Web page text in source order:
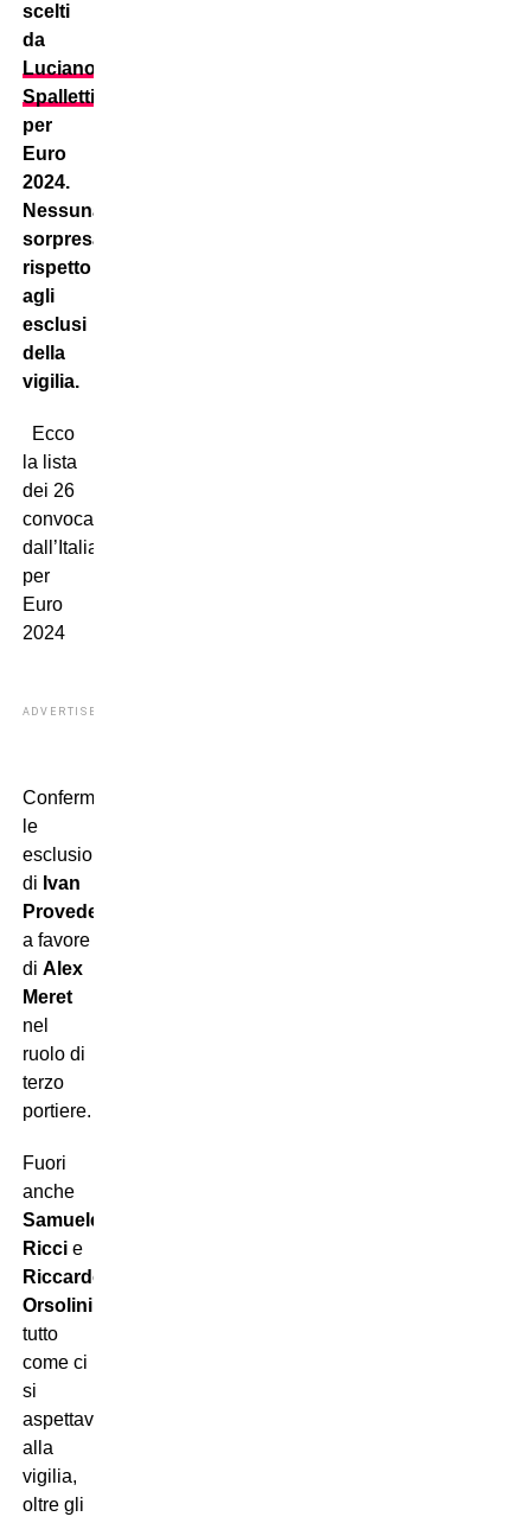
scelti
da
Luciano
Spalletti
per
Euro
2024.
Nessuna
sorpresa
rispetto
agli
esclusi
della
vigilia.
Ecco
la lista
dei 26
convocati
dall’Italia
per
Euro
2024
ADVERTISEMENT
Confermate
le
esclusioni
di Ivan
Provedel
a favore
di Alex
Meret
nel
ruolo di
terzo
portiere.
Fuori
anche
Samuele
Riccie
Riccardo
Orsolini,
tutto
come ci
si
aspettava
alla
vigilia,
oltre gli